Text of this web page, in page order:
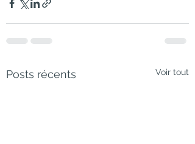
Posts récents Voir tout